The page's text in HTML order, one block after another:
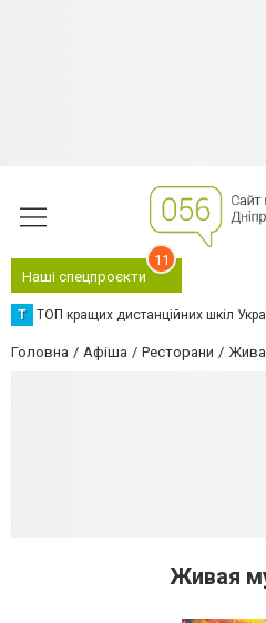
Наші спецпроєкти
11
Т ТОП кращих дистанційних шкіл
Головна Афіша Ресторани
Живая